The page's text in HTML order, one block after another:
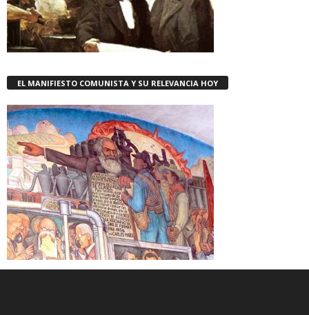
EL MANIFIESTO COMUNISTA Y SU RELEVANCIA HOY